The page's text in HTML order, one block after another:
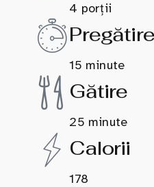
4 porții
Pregătire
15 minute
Gătire
25 minute
Calorii
178